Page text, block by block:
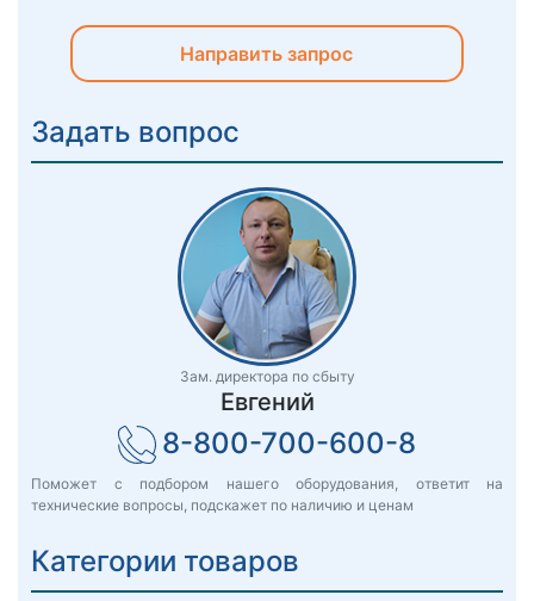
Направить запрос
Задать вопрос
Зам. директора по сбыту
Евгений
8-800-700-600-8
Поможет с подбором нашего оборудования, ответит на
технические вопросы, подскажет по наличию и ценам
Категории товаров